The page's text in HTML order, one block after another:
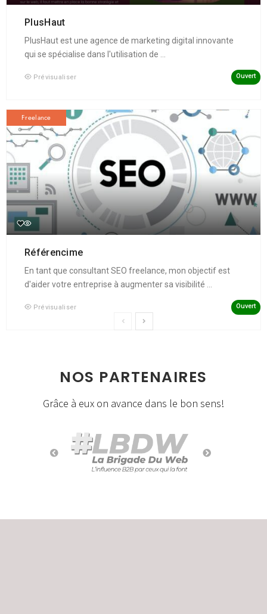
PlusHaut
PlusHaut est une agence de marketing digital innovante
qui se spécialise dans l'utilisation de ...
Prévisualiser Ouvert
Freelance
Référencime
En tant que consultant SEO freelance, mon objectif est
d'aider votre entreprise à augmenter sa visibilité ...
Prévisualiser Ouvert
NOS PARTENAIRES
Grâce à eux on avance dans le bon sens!